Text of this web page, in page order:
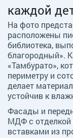
каждой
На фото
расположены
библиотека,
благородный».
«Тамбурато»,
периметру и
делает
устойчив к
Фасады и
МДФ с отделкой
вставками из